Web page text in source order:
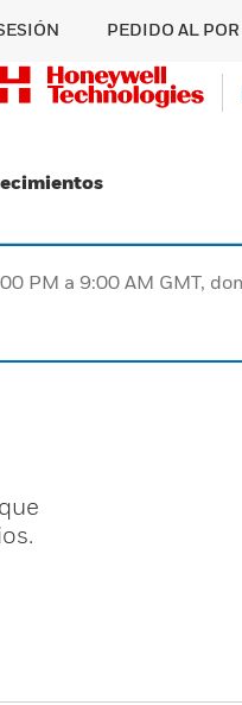
PEDIDO AL POR
PM a 9:00 AM GMT,